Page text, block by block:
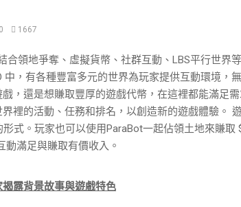
0 1667
合領地爭奪、虛擬貨幣、社群互動、LBS平行世界
中，有各種豐富多元的世界為玩家提供互動環境，
，還是想賺取豐厚的遊戲代幣，在這裡都能滿足
裡的活動、任務和排名，以創造新的遊戲體驗。
式。玩家也可以使用ParaBot一起佔領土地來賺取
動滿足與賺取有價收入。
露背景故事與遊戲特色